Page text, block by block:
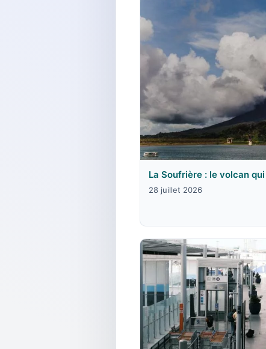
La Soufrière : le volcan
28 juillet 2026